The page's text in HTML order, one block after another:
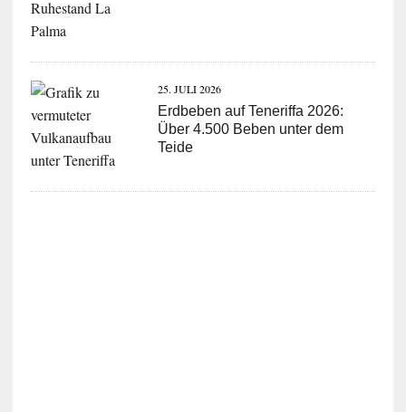
25. JULI 2026
Erdbeben auf Teneriffa 2026:
Über 4.500 Beben unter dem
Teide